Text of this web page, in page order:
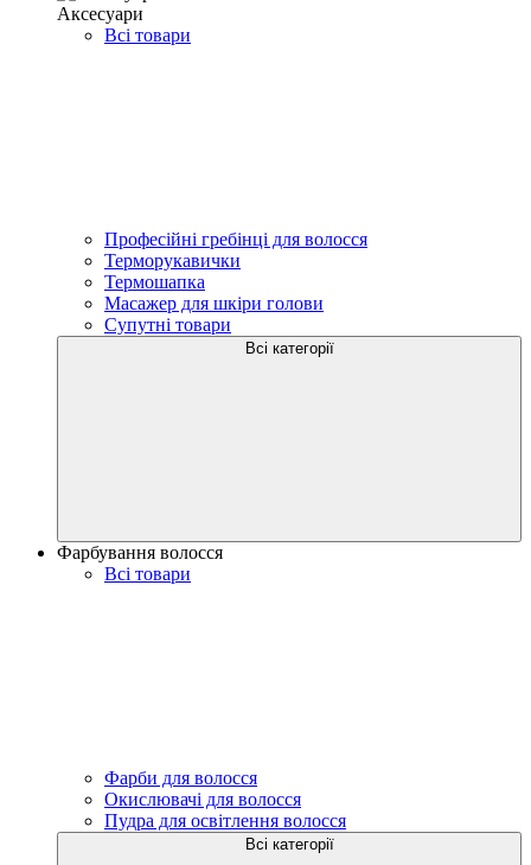
Аксесуари
Всі товари
Професійні гребінці для волосся
Терморукавички
Термошапка
Масажер для шкіри голови
Супутні товари
Всі категорії
Фарбування волосся
Всі товари
Фарби для волосся
Окислювачі для волосся
Пудра для освітлення волосся
Всі категорії